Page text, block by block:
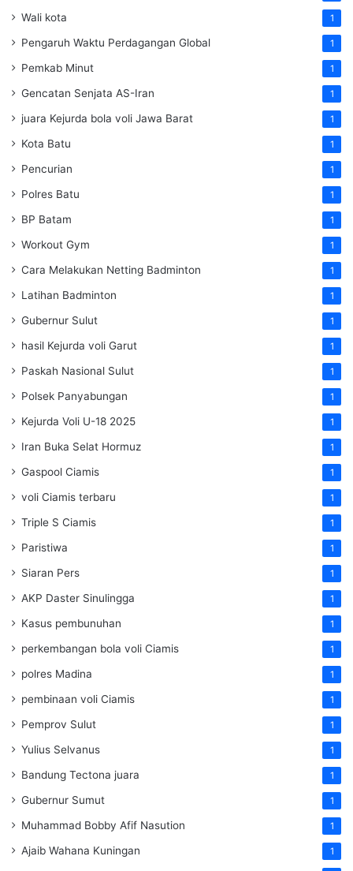
Wali kota 1
Pengaruh Waktu Perdagangan Global 1
Pemkab Minut 1
Gencatan Senjata AS-Iran 1
juara Kejurda bola voli Jawa Barat 1
Kota Batu 1
Pencurian 1
Polres Batu 1
BP Batam 1
Workout Gym 1
Cara Melakukan Netting Badminton 1
Latihan Badminton 1
Gubernur Sulut 1
hasil Kejurda voli Garut 1
Paskah Nasional Sulut 1
Polsek Panyabungan 1
Kejurda Voli U-18 2025 1
Iran Buka Selat Hormuz 1
Gaspool Ciamis 1
voli Ciamis terbaru 1
Triple S Ciamis 1
Paristiwa 1
Siaran Pers 1
AKP Daster Sinulingga 1
Kasus pembunuhan 1
perkembangan bola voli Ciamis 1
polres Madina 1
pembinaan voli Ciamis 1
Pemprov Sulut 1
Yulius Selvanus 1
Bandung Tectona juara 1
Gubernur Sumut 1
Muhammad Bobby Afif Nasution 1
Ajaib Wahana Kuningan 1